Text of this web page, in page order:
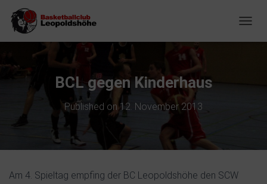
BCL gegen Kinderhaus
Published on12. November 2013
Am 4. Spieltag empfing der BC Leopoldshöhe den SCW